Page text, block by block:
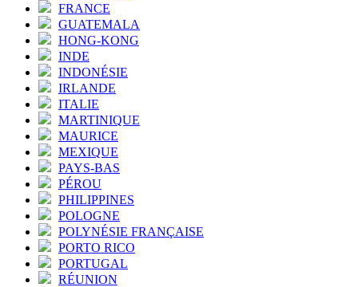
FRANCE
GUATEMALA
HONG-KONG
INDE
INDONÉSIE
IRLANDE
ITALIE
MARTINIQUE
MAURICE
MEXIQUE
PAYS-BAS
PÉROU
PHILIPPINES
POLOGNE
POLYNÉSIE FRANÇAISE
PORTO RICO
PORTUGAL
RÉUNION